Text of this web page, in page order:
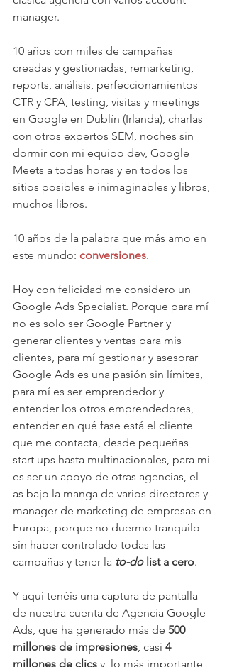
manager.
10 años con miles de campañas
creadas y gestionadas, remarketing,
reports, análisis, perfeccionamientos
CTR y CPA, testing, visitas y meetings
en Google en Dublín (Irlanda), charlas
con otros expertos SEM, noches sin
dormir con mi equipo dev, Google
Meets a todas horas y en todos los
sitios posibles e inimaginables y libros,
muchos libros.
10 años de la palabra que más amo en
este mundo: conversiones.
Hoy con felicidad me considero un
Google Ads Specialist. Porque para mí
no es solo ser Google Partner y
generar clientes y ventas para mis
clientes, para mí gestionar y asesorar
Google Ads es una pasión sin límites,
para mí es ser emprendedor y
entender los otros emprendedores,
entender en qué fase está el cliente
que me contacta, desde pequeñas
start ups hasta multinacionales, para mí
es ser un apoyo de otras agencias, el
as bajo la manga de varios directores y
manager de marketing de empresas en
Europa, porque no duermo tranquilo
sin haber controlado todas las
campañas y tener la to-do list a cero.
Y aquí tenéis una captura de pantalla
de nuestra cuenta de Agencia Google
Ads, que ha generado más de 500
millones de impresiones, casi 4
millones de clics y, lo más importante,